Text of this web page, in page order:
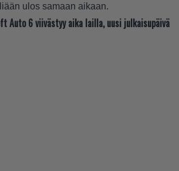
ulos samaan aikaan.
Auto 6 viivästyy aika lailla, uusi julkaisupäivä